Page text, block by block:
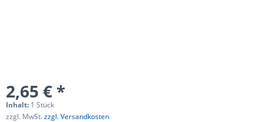
2,65 € *
Inhalt: 1 Stück
zzgl. MwSt.zzgl. Versandkosten